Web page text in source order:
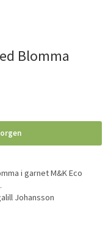
Blomma
i garnet M&K Eco
Johansson